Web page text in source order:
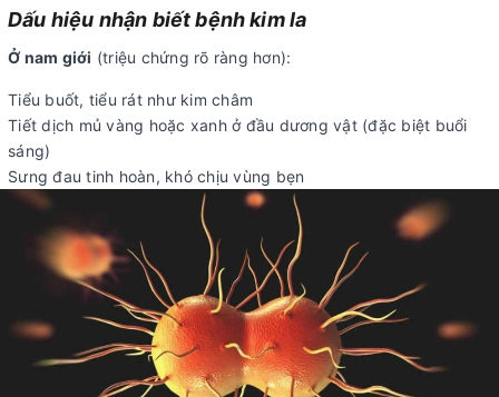
Dấu hiệu nhận biết bệnh kim la
Ở nam giới (triệu chứng rõ ràng hơn):
Tiểu buốt, tiểu rát như kim châm
Tiết dịch mủ vàng hoặc xanh ở đầu dương vật (đặc biệt buổi
sáng)
Sưng đau tinh hoàn, khó chịu vùng bẹn